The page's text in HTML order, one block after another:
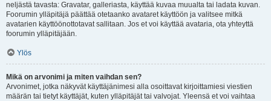
neljästä tavasta: Gravatar, galleriasta, käyttää kuvaa muualta tai ladata kuvan.
Foorumin ylläpitäjä päättää otetaanko avataret käyttöön ja valitsee mitkä
avatarien käyttöönottotavat sallitaan. Jos et voi käyttää avataria, ota yhteyttä
foorumin ylläpitäjään.
Ylös
Mikä on arvonimi ja miten vaihdan sen?
Arvonimet, jotka näkyvät käyttäjänimesi alla osoittavat kirjoittamiesi viestien
määrän tai tietyt käyttäjät, kuten ylläpitäjät tai valvojat. Yleensä et voi vaihtaa